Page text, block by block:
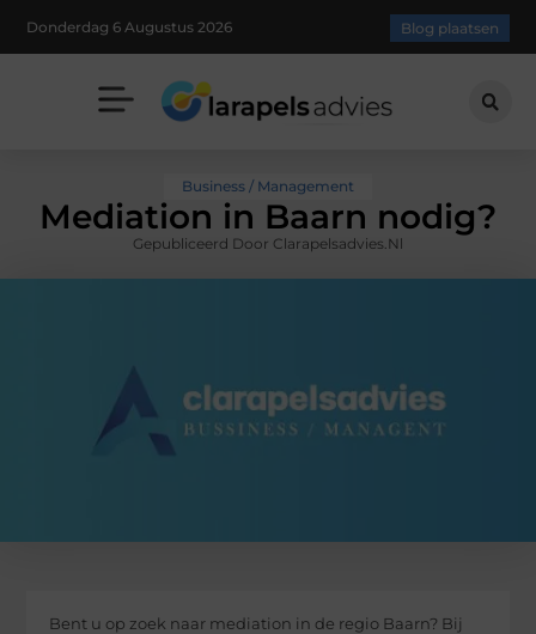
Donderdag 6 Augustus 2026 Blog plaatsen
Business / Management
Mediation in Baarn nodig?
Gepubliceerd Door Clarapelsadvies.nl
Bent u op zoek naar mediation in de regio Baarn? Bij